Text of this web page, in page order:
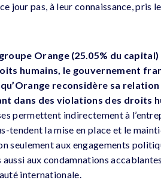
jour pas, à leur connaissance, pris
Orange (25.05% du
humains, le gouvernement
reconsidère sa
dans des violations des droits
permettent indirectement à
tendent la mise en place et le
seulement aux engagements
aux condamnations
internationale.